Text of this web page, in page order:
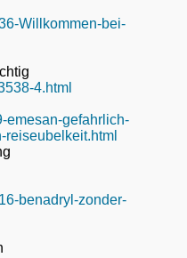
Willkommen-bei-
4.html
emesan-gefahrlich-
benadryl-zonder-